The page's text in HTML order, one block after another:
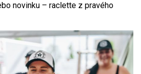
novinku – raclette z pravého